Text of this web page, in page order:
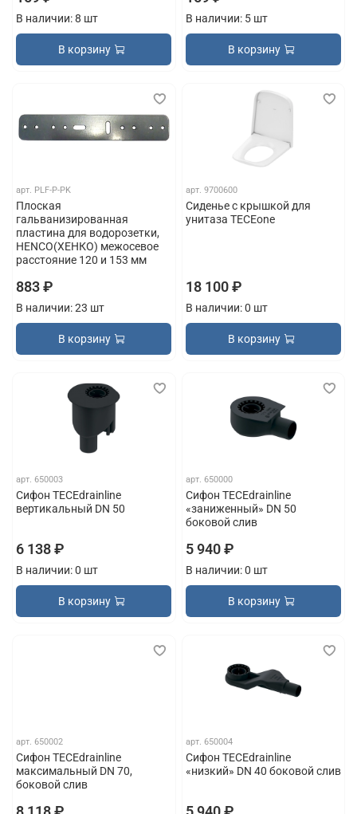
В наличии: 8 шт
В корзину
В наличии: 5 шт
В корзину
арт. PLF-P-PK
Плоская
гальванизированная
пластина для водорозетки,
HENCO(ХЕНКО) межосевое
расстояние 120 и 153 мм
883 ₽
В наличии: 23 шт
В корзину
арт. 9700600
Сиденье с крышкой для
унитаза TECEone
18 100 ₽
В наличии: 0 шт
В корзину
арт.650003
Сифон TECEdrainline
вертикальный DN 50
6 138 ₽
В наличии: 0 шт
В корзину
арт. 650000
Сифон TECEdrainline
«заниженный» DN 50
боковой слив
5 940 ₽
В наличии: 0 шт
В корзину
арт.650002
Сифон TECEdrainline
максимальный DN 70,
боковой слив
арт. 650004
Сифон TECEdrainline
«низкий» DN 40 боковой слив